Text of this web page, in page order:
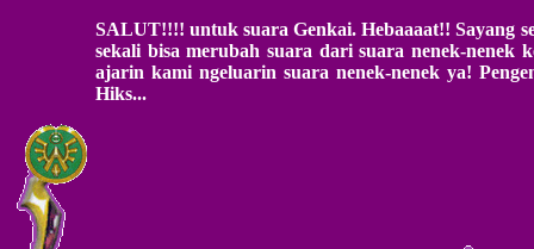
SALUT!!!! untuk suara Genkai. Hebaaaat!! Sayang
sekali bisa merubah suara dari suara nenek-nenek
ajarin kami ngeluarin suara nenek-nenek ya!
Hiks...